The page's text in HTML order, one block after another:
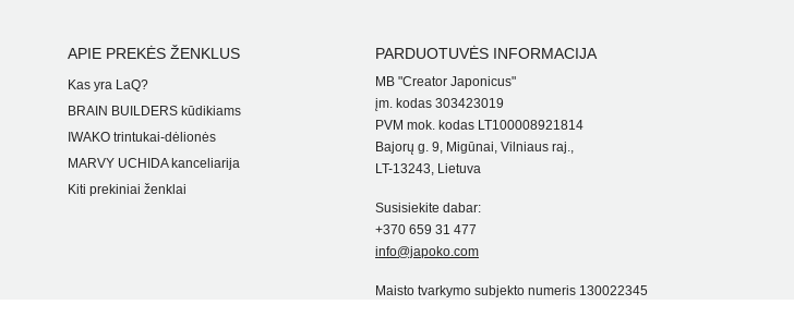
APIE PREKĖS ŽENKLUS
Kas yra LaQ?
BRAIN BUILDERS kūdikiams
IWAKO trintukai-dėlionės
MARVY UCHIDA kanceliarija
Kiti prekiniai ženklai
PARDUOTUVĖS INFORMACIJA
MB "Creator Japonicus"
įm. kodas 303423019
PVM mok. kodas LT100008921814
Bajorų g. 9, Migūnai, Vilniaus raj.,
LT-13243, Lietuva
Susisiekite dabar:
+370 659 31 477
info@japoko.com
Maisto tvarkymo subjekto numeris 130022345